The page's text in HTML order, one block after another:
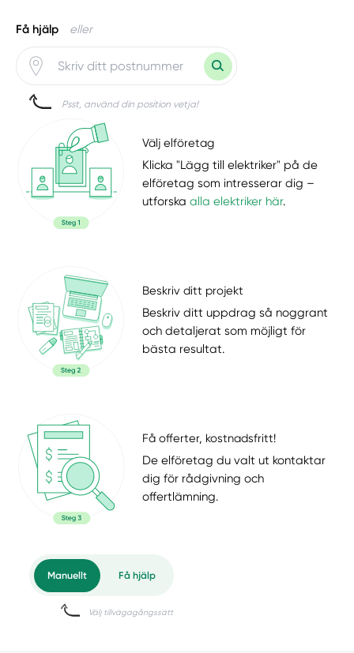
Få hjälp eller
Psst, använd din position vetja!
Välj elföretag
Klicka "Lägg till elektriker" på de
elföretag som intresserar dig –
utforskaalla elektriker här.
Beskriv ditt projekt
Beskriv ditt uppdrag så noggrant
och detaljerat som möjligt för
bästa resultat.
Få offerter, kostnadsfritt!
De elföretag du valt ut kontaktar
dig för rådgivning och
offertlämning.